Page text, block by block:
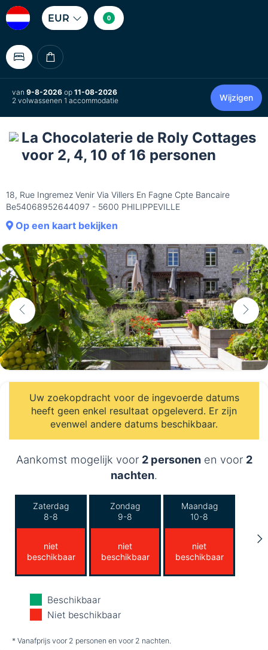
EUR 0
van 9-8-2026 op 11-08-2026
2 volwassenen 1 accommodatie
Wijzigen
La Chocolaterie de Roly Cottages
voor 2, 4, 10 of 16 personen
18, Rue Ingremez Venir Via Villers En Fagne Cpte Bancaire
Be54068952644097 - 5600 PHILIPPEVILLE
Op een kaart bekijken
Uw zoekopdracht voor de ingevoerde datums
heeft geen enkel resultaat opgeleverd. Er zijn
evenwel andere datums beschikbaar.
Aankomst mogelijk voor 2 personenen voor 2
nachten.
Zaterdag
8-8
niet
beschikbaar
Zondag
9-8
niet
beschikbaar
Maandag
10-8
niet
beschikbaar
Dinsdag
11-8
beschikbaar
beschikbaar
Beschikbaar
Niet beschikbaar
* Vanafprijs voor 2 personen en voor 2 nachten.